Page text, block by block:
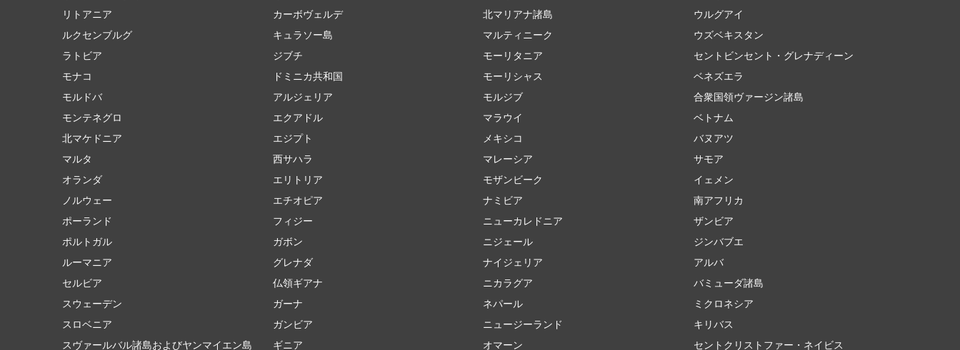
リトアニア
ルクセンブルグ
ラトビア
モナコ
モルドバ
モンテネグロ
北マケドニア
マルタ
オランダ
ノルウェー
ポーランド
ポルトガル
ルーマニア
セルビア
スウェーデン
スロベニア
スヴァールバル諸島およびヤンマイエン島
カーボヴェルデ
キュラソー島
ジブチ
ドミニカ共和国
アルジェリア
エクアドル
エジプト
西サハラ
エリトリア
エチオピア
フィジー
ガボン
グレナダ
仏領ギアナ
ガーナ
ガンビア
ギニア
北マリアナ諸島
マルティニーク
モーリタニア
モーリシャス
モルジブ
マラウイ
メキシコ
マレーシア
モザンビーク
ナミビア
ニューカレドニア
ニジェール
ナイジェリア
ニカラグア
ネパール
ニュージーランド
オマーン
ウルグアイ
ウズベキスタン
セントビンセント・グレナディーン
ベネズエラ
合衆国領ヴァージン諸島
ベトナム
バヌアツ
サモア
イェメン
南アフリカ
ザンビア
ジンバブエ
アルバ
バミューダ諸島
ミクロネシア
キリバス
セントクリストファー・ネイビス